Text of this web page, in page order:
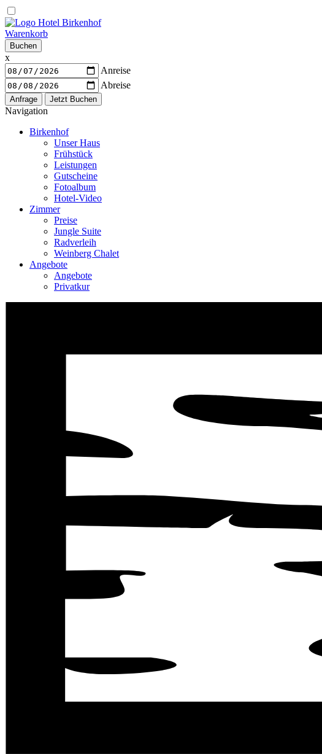
Warenkorb
Buchen
x
Anreise
Abreise
Navigation
Birkenhof
Unser Haus
Frühstück
Leistungen
Gutscheine
Fotoalbum
Hotel-Video
Zimmer
Preise
Jungle Suite
Radverleih
Weinberg Chalet
Angebote
Angebote
Privatkur